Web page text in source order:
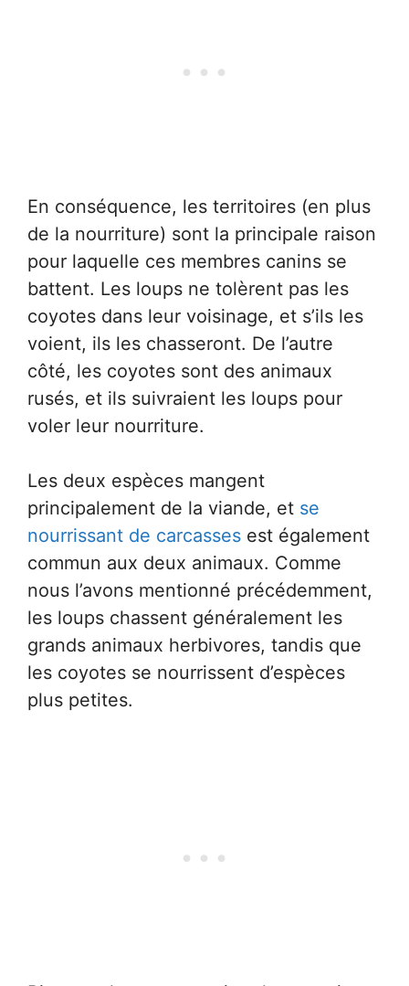
En conséquence, les territoires (en plus
de la nourriture) sont la principale raison
pour laquelle ces membres canins se
battent. Les loups ne tolèrent pas les
coyotes dans leur voisinage, et s’ils les
voient, ils les chasseront. De l’autre
côté, les coyotes sont des animaux
rusés, et ils suivraient les loups pour
voler leur nourriture.
Les deux espèces mangent
principalement de la viande, et se
nourrissant de carcasses est également
commun aux deux animaux. Comme
nous l’avons mentionné précédemment,
les loups chassent généralement les
grands animaux herbivores, tandis que
les coyotes se nourrissent d’espèces
plus petites.